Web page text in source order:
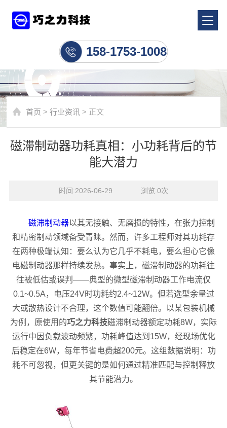
158-1753-1008
首页 >行业资讯 > 正文
磁滞制动器功耗真相：小功耗背后的节
能大潜力
时间:2026-06-29    浏览:0次
磁滞制动器以其无接触、无磨损的特性，在张力控制
和精密制动领域备受青睐。然而，许多工程师对其功耗存
在两种极端认知：要么认为它几乎不耗电，要么担心它像
电磁制动器那样持续发热。事实上，磁滞制动器的功耗往
往被低估或误判——典型的微型磁滞制动器工作电流仅
0.1~0.5A，电压24V时功耗约2.4~12W。但若选型余量过
大或散热设计不合理，这个数值可能翻倍。以某包装机械
为例，原使用的巧之力科技磁滞制动器额定功耗8W，实际
运行中因负载波动频繁，功耗峰值达到15W，经现场优化
后稳定在6W，每年节省电费超200元。这组数据说明：功
耗不可忽视，但更关键的是如何通过精准匹配与控制释放
其节能潜力。